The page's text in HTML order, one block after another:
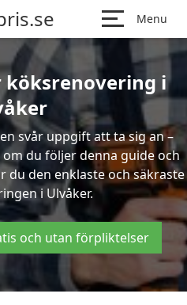
Menu
köksrenovering i
svår uppgift att ta sig an –
du följer denna guide och
den enklaste och säkraste
i Ulvåker.
och utan förpliktelser